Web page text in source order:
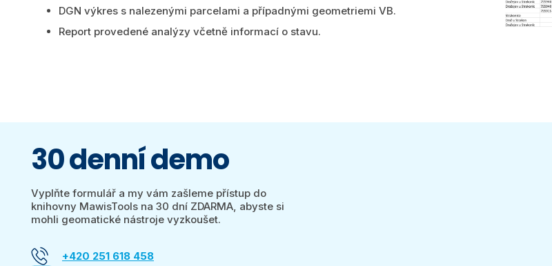
DGN výkres s nalezenými parcelami a případnými geometriemi VB.
Report provedené analýzy včetně informací o stavu.
30 denní demo
Vyplňte formulář a my vám zašleme přístup do
knihovny MawisTools na 30 dní ZDARMA, abyste si
mohli geomatické nástroje vyzkoušet.
+420 251 618 458